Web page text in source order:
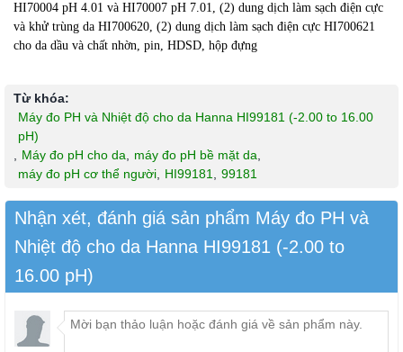
HI70004 pH 4.01 và HI70007 pH 7.01, (2) dung dịch làm sạch điện cực
và khử trùng da HI700620, (2) dung dịch làm sạch điện cực HI700621
cho da dầu và chất nhờn, pin, HDSD, hộp đựng
Từ khóa:
Máy đo PH và Nhiệt độ cho da Hanna HI99181 (-2.00 to 16.00
pH)
, Máy đo pH cho da, máy đo pH bề mặt da,
máy đo pH cơ thể người, HI99181, 99181
Nhận xét, đánh giá sản phẩm Máy đo PH và
Nhiệt độ cho da Hanna HI99181 (-2.00 to
16.00 pH)